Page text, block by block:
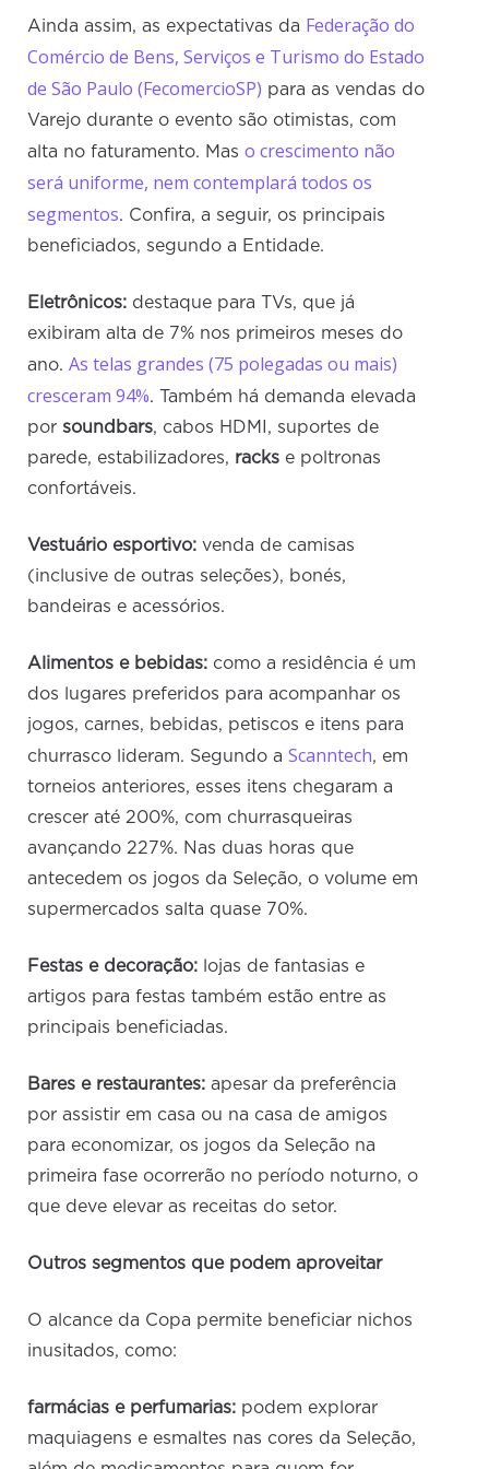
Ainda assim, as expectativas da Federação do
Comércio de Bens, Serviços e Turismo do Estado
de São Paulo (FecomercioSP) para as vendas do
Varejo durante o evento são otimistas, com
alta no faturamento. Maso crescimento não
será uniforme, nem contemplará todos os
segmentos. Confira, a seguir, os principais
beneficiados, segundo a Entidade.
Eletrônicos: destaque para TVs, que já
exibiram alta de 7% nos primeiros meses do
ano.As telas grandes (75 polegadas ou mais)
cresceram 94%. Também há demanda elevada
porsoundbars, cabos HDMI, suportes de
parede, estabilizadores, racks e poltronas
confortáveis.
Vestuário esportivo: venda de camisas
(inclusive de outras seleções), bonés,
bandeiras e acessórios.
Alimentos e bebidas: como a residência é um
dos lugares preferidos para acompanhar os
jogos, carnes, bebidas, petiscos e itens para
churrasco lideram. Segundo aScanntech, em
torneios anteriores, esses itens chegaram a
crescer até 200%, com churrasqueiras
avançando 227%. Nas duas horas que
antecedem os jogos da Seleção, o volume em
supermercados salta quase 70%.
Festas e decoração: lojas de fantasias e
artigos para festas também estão entre as
principais beneficiadas.
Bares e restaurantes: apesar da preferência
por assistir em casa ou na casa de amigos
para economizar, os jogos da Seleção na
primeira fase ocorrerão no período noturno, o
que deve elevar as receitas do setor.
Outros segmentos que podem aproveitar
O alcance da Copa permite beneficiar nichos
inusitados, como:
farmácias e perfumarias: podem explorar
maquiagens e esmaltes nas cores da Seleção,